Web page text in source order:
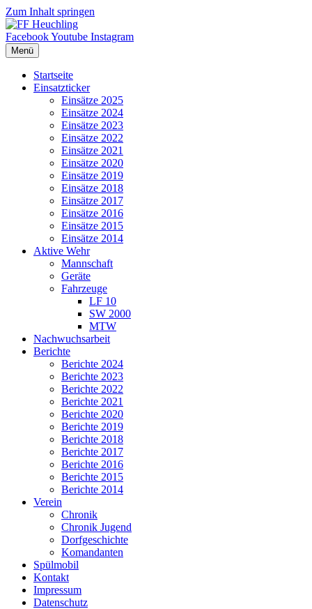
Zum Inhalt springen
FacebookYoutube Instagram
Menü
Startseite
Einsatzticker
Einsätze 2025
Einsätze 2024
Einsätze 2023
Einsätze 2022
Einsätze 2021
Einsätze 2020
Einsätze 2019
Einsätze 2018
Einsätze 2017
Einsätze 2016
Einsätze 2015
Einsätze 2014
Aktive Wehr
Mannschaft
Geräte
Fahrzeuge
LF 10
SW 2000
MTW
Nachwuchsarbeit
Berichte
Berichte 2024
Berichte 2023
Berichte 2022
Berichte 2021
Berichte 2020
Berichte 2019
Berichte 2018
Berichte 2017
Berichte 2016
Berichte 2015
Berichte 2014
Verein
Chronik
Chronik Jugend
Dorfgeschichte
Komandanten
Spülmobil
Kontakt
Impressum
Datenschutz